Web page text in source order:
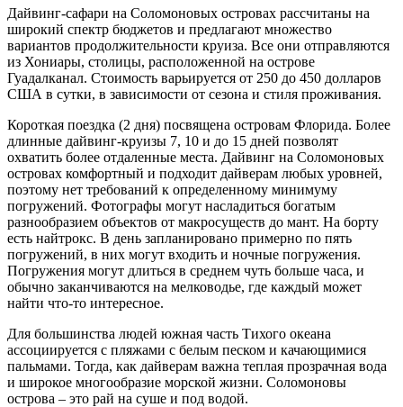
Дайвинг-сафари на Соломоновых островах рассчитаны на
широкий спектр бюджетов и предлагают множество
вариантов продолжительности круиза. Все они отправляются
из Хониары, столицы, расположенной на острове
Гуадалканал. Стоимость варьируется от 250 до 450 долларов
США в сутки, в зависимости от сезона и стиля проживания.
Короткая поездка (2 дня) посвящена островам Флорида. Более
длинные дайвинг-круизы 7, 10 и до 15 дней позволят
охватить более отдаленные места. Дайвинг на Соломоновых
островах комфортный и подходит дайверам любых уровней,
поэтому нет требований к определенному минимуму
погружений. Фотографы могут насладиться богатым
разнообразием объектов от макросуществ до мант. На борту
есть найтрокс. В день запланировано примерно по пять
погружений, в них могут входить и ночные погружения.
Погружения могут длиться в среднем чуть больше часа, и
обычно заканчиваются на мелководье, где каждый может
найти что-то интересное.
Для большинства людей южная часть Тихого океана
ассоциируется с пляжами с белым песком и качающимися
пальмами. Тогда, как дайверам важна теплая прозрачная вода
и широкое многообразие морской жизни. Соломоновы
острова – это рай на суше и под водой.